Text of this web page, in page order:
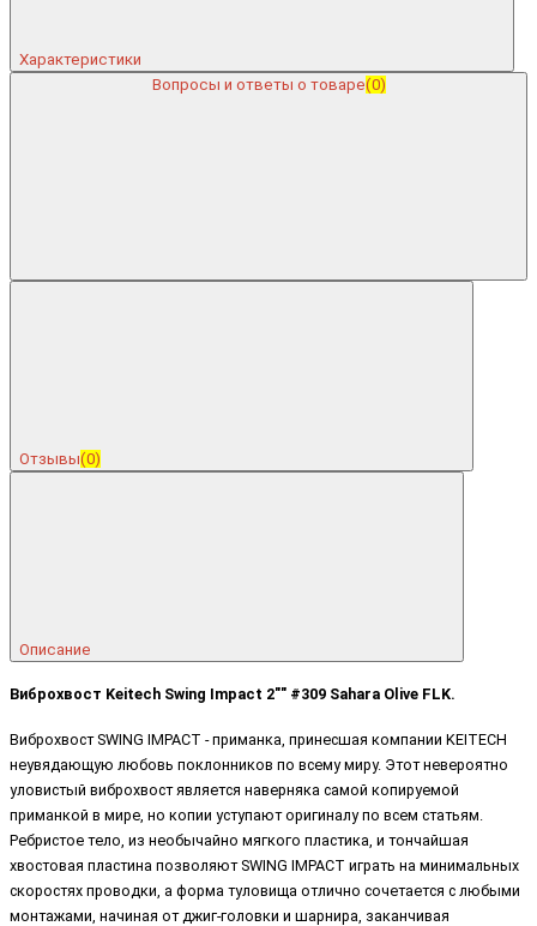
Характеристики
Вопросы и ответы о товаре(0)
Отзывы(0)
Описание
Виброхвост Keitech Swing Impact 2"" #309 Sahara Olive FLK.
Виброхвост SWING IMPACT - приманка, принесшая компании KEITECH
неувядающую любовь поклонников по всему миру. Этот невероятно
уловистый виброхвост является наверняка самой копируемой
приманкой в мире, но копии уступают оригиналу по всем статьям.
Ребристое тело, из необычайно мягкого пластика, и тончайшая
хвостовая пластина позволяют SWING IMPACT играть на минимальных
скоростях проводки, а форма туловища отлично сочетается с любыми
монтажами, начиная от джиг-головки и шарнира, заканчивая